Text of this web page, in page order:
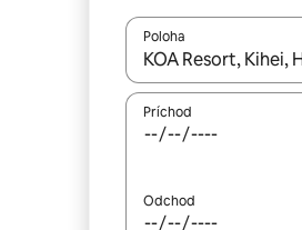
Poloha
Keď budú výsledky k
Príchod
Odchod